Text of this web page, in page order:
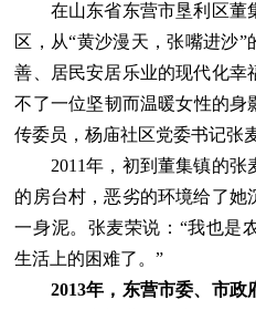
在山东省东营市垦利区董
区，从“黄沙漫天，张嘴进沙
善、居民安居乐业的现代化幸
不了一位坚韧而温暖女性的
传委员，杨庙社区党委书记张
2011年，初到董集镇的张
的房台村，恶劣的环境给了她
一身泥。张麦荣说：“我也是
生活上的困难了。”
2013年，东营市委、市